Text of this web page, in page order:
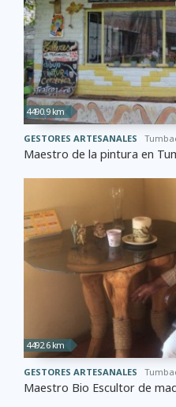
4490.9 km
GESTORES ARTESANALES
Maestro de la pintura en
4492.6 km
GESTORES ARTESANALES
Maestro Bio Escultor de